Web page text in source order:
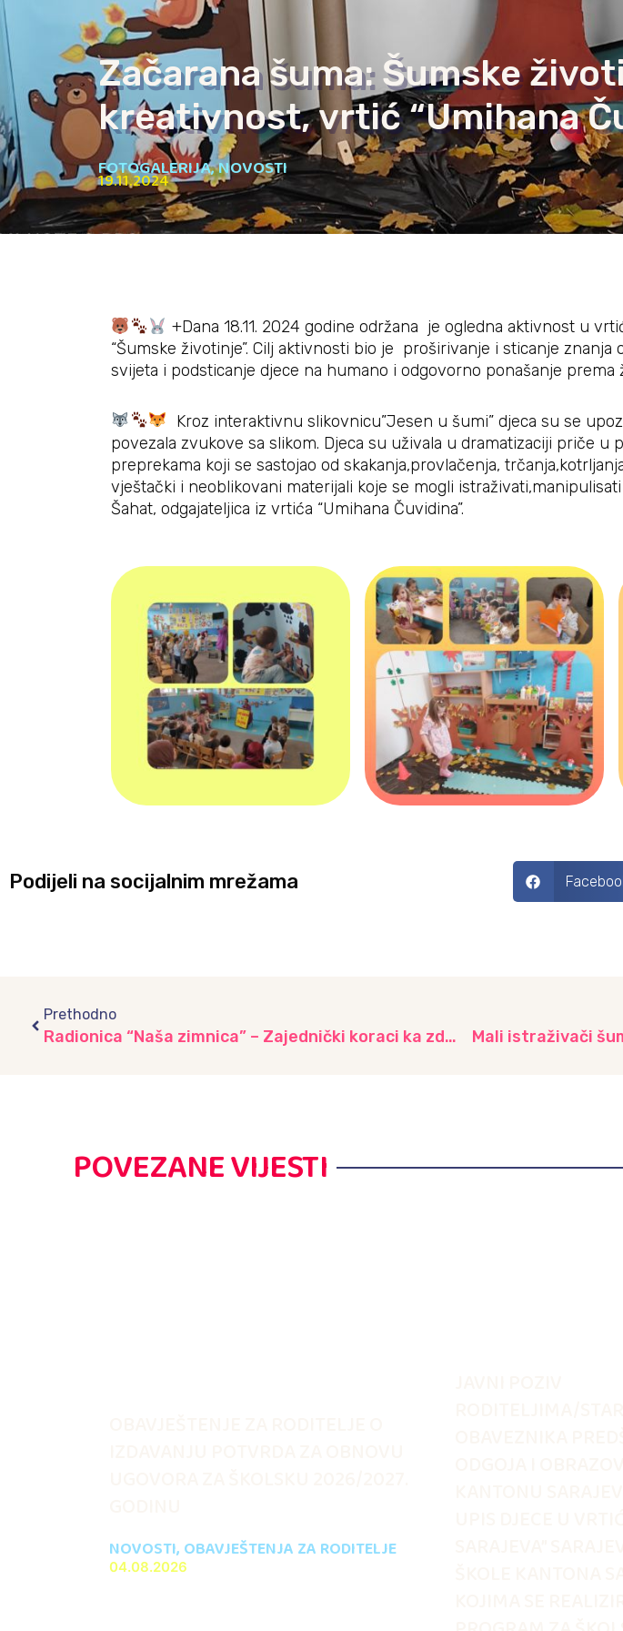
Začarana šuma: Šumske
kreativnost, vrtić “Umihana
FOTOGALERIJA,NOVOSTI
19.11.2024
+Dana 18.11. 2024 godine održana je ogledna aktivnost u
“Šumske životinje”. Cilj aktivnosti bio je proširivanje i sticanje
svijeta i podsticanje djece na humano i odgovorno ponašanje prema
Kroz interaktivnu slikovnicu”Jesen u šumi” djeca su se
povezala zvukove sa slikom. Djeca su uživala u dramatizaciji priče u
preprekama koji se sastojao od skakanja,provlačenja,
vještački i neoblikovani materijali koje se mogli
Šahat, odgajateljica iz vrtića “Umihana Čuvidina”.
Podijeli na socijalnim mrežama
Prethodno
Radionica “Naša zimnica” – Zajednički koraci ka zdravim navikama, vrtić “Lane” Mali istraživači
POVEZANE VIJESTI
NOVOSTI, OBAVJEŠTENJA ZA RODITELJE
04.08.2026